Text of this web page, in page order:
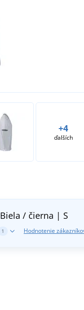
+4
ďalších
Biela / čierna | S
1 Hodnotenie